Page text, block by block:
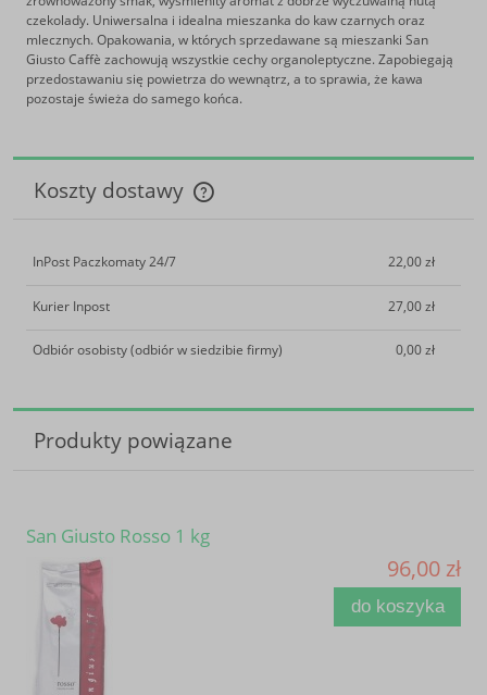
czekolady. Uniwersalna i idealna mieszanka do kaw czarnych oraz
mlecznych. Opakowania, w których sprzedawane są mieszanki San
Giusto Caffè zachowują wszystkie cechy organoleptyczne. Zapobiegają
przedostawaniu się powietrza do wewnątrz, a to sprawia, że kawa
pozostaje świeża do samego końca.
Koszty dostawy
Cena nie zawiera ewentualnych kosztów płatności
InPost Paczkomaty 24/7 22,00 zł
Kurier Inpost 27,00 zł
Odbiór osobisty(odbiór w siedzibie firmy) 0,00 zł
Produkty powiązane
San Giusto Rosso 1 kg
96,00 zł
do koszyka